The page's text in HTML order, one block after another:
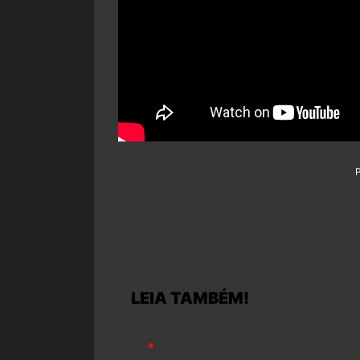
LEIA TAMBÉM!